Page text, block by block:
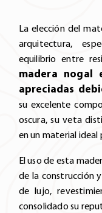
La elección del
arquitectura,
equilibrio entre
madera nogal
apreciadas
su excelente
oscura, su veta
en un material ideal
El uso de esta
de la construcción
de lujo,
consolidado su